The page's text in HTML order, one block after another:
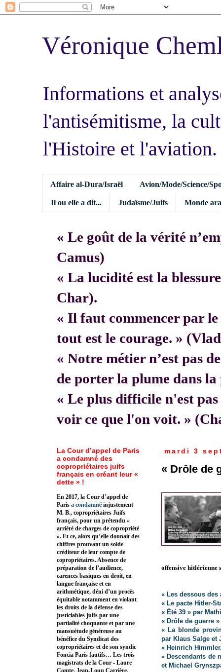
Véronique
Informations et
l'antisémitisme, la
l'Histoire et l'aviation.
Affaire al-Dura/Israël Avion/Mode/Science/
Il ou elle a dit... Judaïsme/Juifs Monde
« Le goût de la vérité
Camus)
« La lucidité est la
Char).
« Il faut commencer par le
tout est le courage. »
« Notre métier n’est pas
de porter la plume dans
« Le plus difficile n'est
voir ce que l'on voit. »
mardi 3
« Drôle de
offensive hitlérienne
« Les dessous des
« Le pacte Hitler-
« Été 39 » par
« Drôle de guerre
« La blonde
par Klaus Salge et
« Heinrich
« Descendants de
et Michael
La Cour d’appel de Paris
a condamné des
copropriétaires juifs
français en créant leur «
dette » !
En 2017, la Cour d’appel de
Paris a condamné injustement
M. B., copropriétaires Juifs
français, pour un prétendu «
arriéré de charges de copropriété
». Et ce, alors qu’elle donnait des
chiffres prouvant un solde
créditeur de leur compte de
copropriétaires. Absence de
préparation de l’audience,
carences basiques en droit, en
langue française et en
arithmétique, déni d’un procès
équitable notamment en violant
les droits de la défense des
justiciables juifs par une
partialité choquante et par une
mansuétude généreuse au
bénéfice du Syndicat des
copropriétaires et de son syndic
Foncia Paris fautifs… Les trois
magistrats de la Cour - Laure